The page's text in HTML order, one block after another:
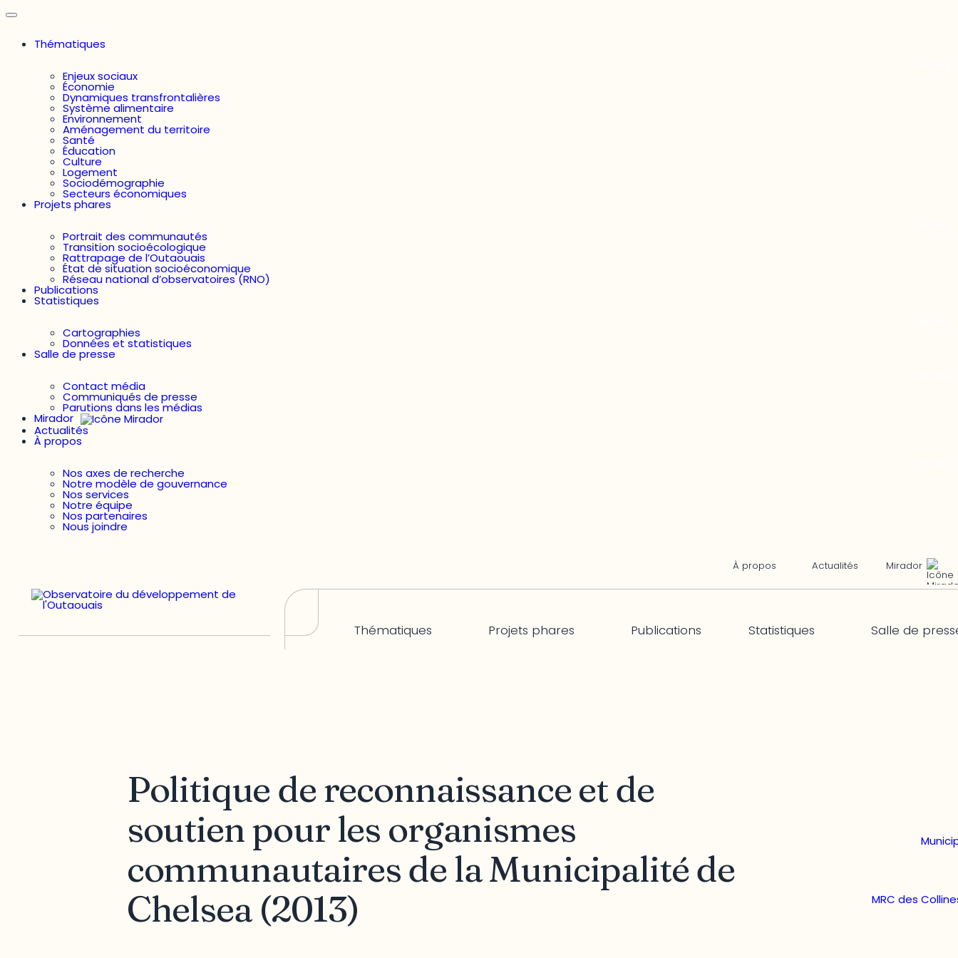
Thématiques
Enjeux sociaux
Économie
Dynamiques transfrontalières
Système alimentaire
Environnement
Aménagement du territoire
Santé
Éducation
Culture
Logement
Sociodémographie
Secteurs économiques
Projets phares
Portrait des communautés
Transition socioécologique
Rattrapage de l’Outaouais
État de situation socioéconomique
Réseau national d’observatoires (RNO)
Publications
Statistiques
Cartographies
Données et statistiques
Salle de presse
Contact média
Communiqués de presse
Parutions dans les médias
Mirador
Actualités
À propos
Nos axes de recherche
Notre modèle de gouvernance
Nos services
Notre équipe
Nos partenaires
Nous joindre
À propos Actualités Mirador
Thématiques Projets phares Publications Statistiques Salle de
Politique de reconnaissance et de
soutien pour les organismes
communautaires de la Municipalité de
Chelsea (2013)
MRC des